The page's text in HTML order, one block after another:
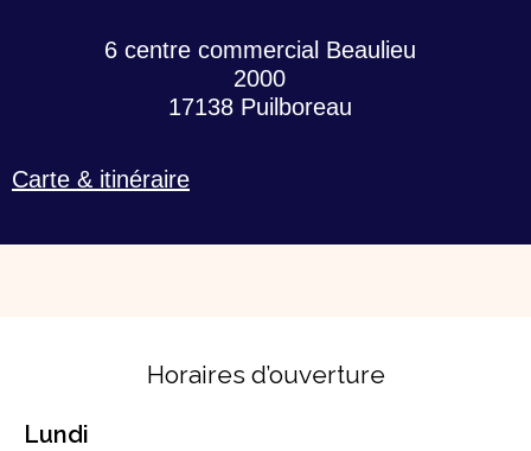
6 centre commercial Beaulieu
2000
17138 Puilboreau
Carte & itinéraire
Horaires d’ouverture
Lundi